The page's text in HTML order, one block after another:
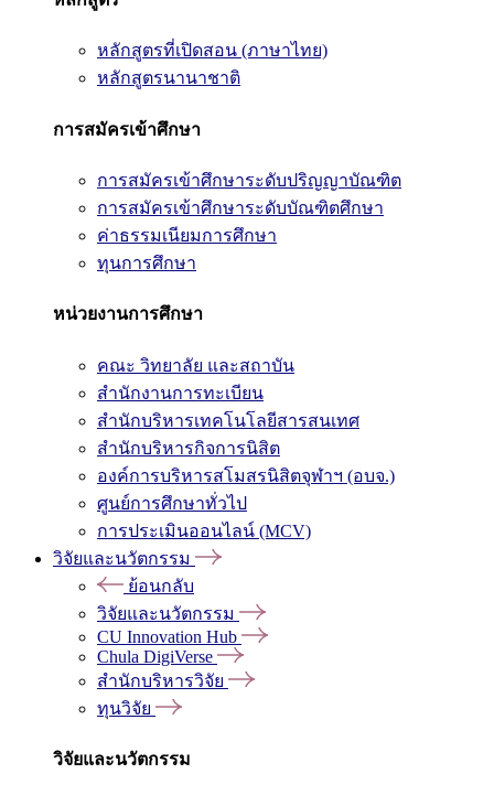
หลักสูตรที่เปิดสอน (ภาษาไทย)
หลักสูตรนานาชาติ
การสมัครเข้าศึกษา
การสมัครเข้าศึกษาระดับปริญญาบัณฑิต
การสมัครเข้าศึกษาระดับบัณฑิตศึกษา
ค่าธรรมเนียมการศึกษา
ทุนการศึกษา
หน่วยงานการศึกษา
คณะ วิทยาลัย และสถาบัน
สำนักงานการทะเบียน
สำนักบริหารเทคโนโลยีสารสนเทศ
สำนักบริหารกิจการนิสิต
องค์การบริหารสโมสรนิสิตจุฬาฯ (อบจ.)
ศูนย์การศึกษาทั่วไป
การประเมินออนไลน์ (MCV)
วิจัยและนวัตกรรม
ย้อนกลับ
วิจัยและนวัตกรรม
CU Innovation Hub
Chula DigiVerse
สำนักบริหารวิจัย
ทุนวิจัย
วิจัยและนวัตกรรม